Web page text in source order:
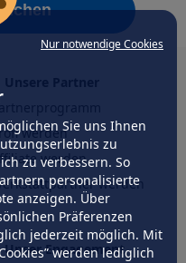
Nur notwendige Cookies
Sie uns Ihnen
zu
zu verbessern. So
personalisierte
anzeigen. Über
Präferenzen
jederzeit möglich. Mit
werden lediglich
werden
werden
werden
Unser Engagement